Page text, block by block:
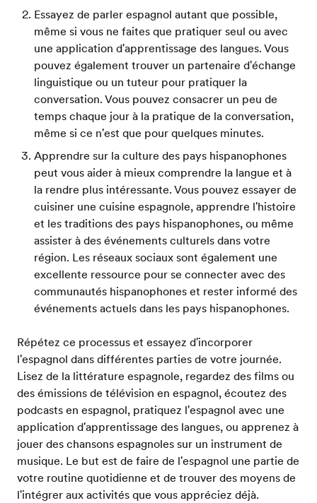
Essayez de parler espagnol autant que possible,
même si vous ne faites que pratiquer seul ou avec
une application d'apprentissage des langues. Vous
pouvez également trouver un partenaire d'échange
linguistique ou un tuteur pour pratiquer la
conversation. Vous pouvez consacrer un peu de
temps chaque jour à la pratique de la conversation,
même si ce n'est que pour quelques minutes.
Apprendre sur la culture des pays hispanophones
peut vous aider à mieux comprendre la langue et à
la rendre plus intéressante. Vous pouvez essayer de
cuisiner une cuisine espagnole, apprendre l'histoire
et les traditions des pays hispanophones, ou même
assister à des événements culturels dans votre
région. Les réseaux sociaux sont également une
excellente ressource pour se connecter avec des
communautés hispanophones et rester informé des
événements actuels dans les pays hispanophones.
Répétez ce processus et essayez d'incorporer
l'espagnol dans différentes parties de votre journée.
Lisez de la littérature espagnole, regardez des films ou
des émissions de télévision en espagnol, écoutez des
podcasts en espagnol, pratiquez l'espagnol avec une
application d'apprentissage des langues, ou apprenez à
jouer des chansons espagnoles sur un instrument de
musique. Le but est de faire de l'espagnol une partie de
votre routine quotidienne et de trouver des moyens de
l'intégrer aux activités que vous appréciez déjà.